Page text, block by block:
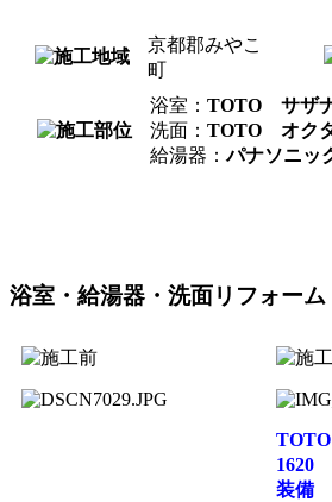
京都郡みやこ
町
浴室： TOTO サザ
洗面： TOTO オク
給湯器：パナソニッ
浴室・給湯器・洗面リフォーム
1620
装備